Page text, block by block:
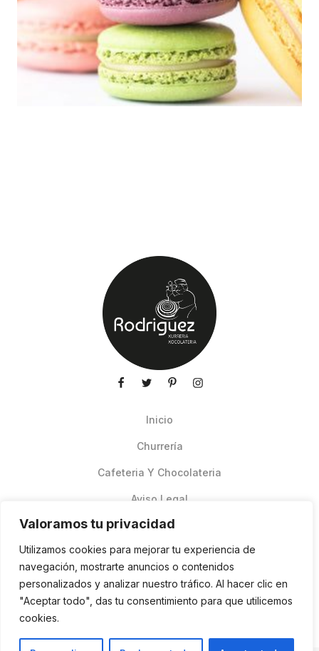
Valoramos tu privacidad
Utilizamos cookies para mejorar tu experiencia de
navegación, mostrarte anuncios o contenidos
personalizados y analizar nuestro tráfico. Al hacer clic en
"Aceptar todo", das tu consentimiento para que utilicemos
cookies.
Inicio
Churrería
Cafeteria Y Chocolateria
Aviso Legal
Pedidos Online Glovo
Contacto